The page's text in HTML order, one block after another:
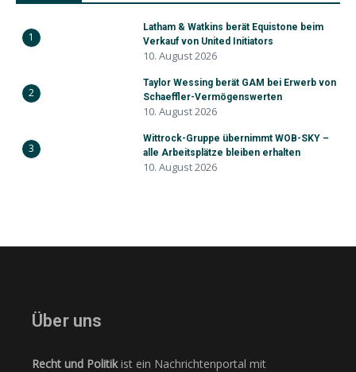
1
Latham & Watkins berät Equistone beim
Verkauf von United Initiators
10. August 2026
2
Taylor Wessing berät GAM bei Erwerb von
Schaeffler-Vermögenswerten
10. August 2026
3
Wittrock-Gruppe übernimmt WOB-SKY –
alle Arbeitsplätze bleiben erhalten
10. August 2026
Über uns
Recht und Politikist ein Nachrichtenportal mit